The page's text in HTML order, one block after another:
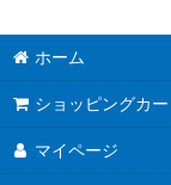
ホーム
ショッピングカー
マイページ